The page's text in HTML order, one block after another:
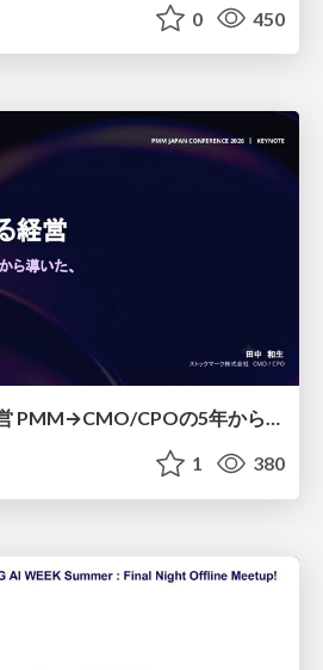
0 450
PMMから始まる経営 PMM→CMO/CPOの5年から導いた、 PMMの役割
1 380